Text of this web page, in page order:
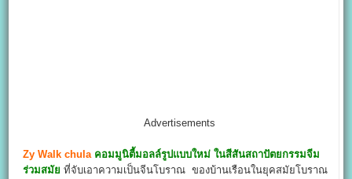
Advertisements
Zy Walk chula คอมมูนิตี้มอลล์รูปแบบใหม่ ในสีสันสถาปัตยกรรมจีม
ร่วมสมัย ที่จับเอาความเป็นจีนโบราณ ของบ้านเรือนในยุคสมัยโบราณ